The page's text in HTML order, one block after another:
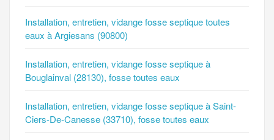
Installation, entretien, vidange fosse septique toutes
eaux à Argiesans (90800)
Installation, entretien, vidange fosse septique à
Bouglainval (28130), fosse toutes eaux
Installation, entretien, vidange fosse septique à Saint-
Ciers-De-Canesse (33710), fosse toutes eaux